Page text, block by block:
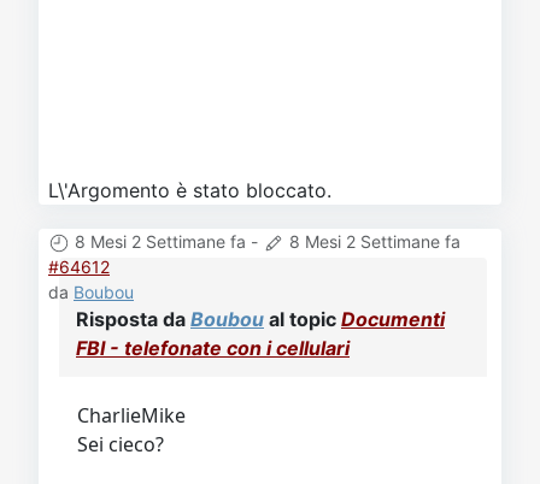
L\'Argomento è stato bloccato.
8 Mesi 2 Settimane fa -
8 Mesi 2 Settimane fa
#64612
da Boubou
Risposta da Boubou al topic Documenti
FBI - telefonate con i cellulari
CharlieMike
Sei cieco?